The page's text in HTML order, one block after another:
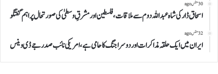
30 منٹس ago
اسحاق ڈار کی شاہ عبداللہ دوم سے ملاقات، فلسطین اور مشرقِ وسطیٰ کی صورتحال پر اہم گفتگو
32 منٹس ago
ایران میں ایک حلقہ مذاکرات اور دوسرا جنگ کا حامی ہے، امریکی نائب صدر جے ڈی وینس